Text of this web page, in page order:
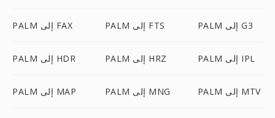
PALM إلى FAX PALM إلى FTS PALM إلى G3
PALM إلى HDR PALM إلى HRZ PALM إلى IPL
PALM إلى MAP PALM إلى MNG PALM إلى MTV